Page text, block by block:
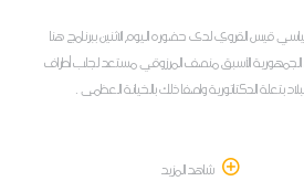
قيس القروي لدى حضوره اليوم الاثنين ببرنامج هنا
الأسبق منصف المرزوقي مستعد لجلب أطراف
بتعلة الدكتاتورية واصفا ذلك بالخيانة العظمى .
شاهد المزيد